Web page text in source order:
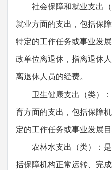
社会保障和就业支出
就业方面的支出，包括保
特定的工作任务或事业发
政单位离退休，指离退休
离退休人员的经费。
卫生健康支出（类）
育方面的支出，包括保障
定的工作任务或事业发展目
农林水支出（类）：
括保障机构正常运转、完